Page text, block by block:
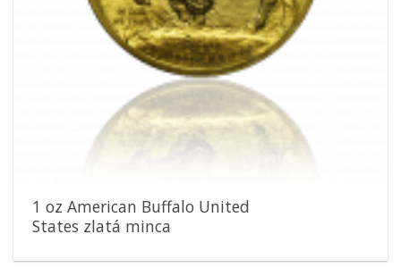
1 oz American Buffalo United
States zlatá minca